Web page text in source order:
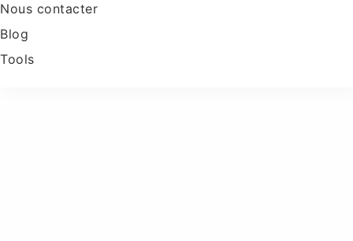
Nous contacter
Blog
Tools